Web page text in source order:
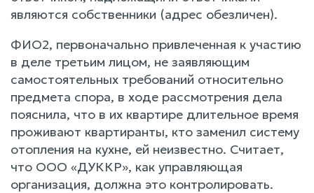
являются собственники (адрес обезличен).
ФИО2, первоначально привлеченная к участию
в деле третьим лицом, не заявляющим
самостоятельных требований относительно
предмета спора, в ходе рассмотрения дела
пояснила, что в их квартире длительное время
проживают квартиранты, кто заменил систему
отопления на кухне, ей неизвестно. Считает,
что ООО «ДУККР», как управляющая
организация, должна это контролировать.